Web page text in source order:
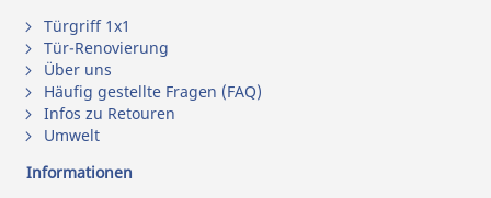
Türgriff 1x1
Tür-Renovierung
Über uns
Häufig gestellte Fragen (FAQ)
Infos zu Retouren
Umwelt
Informationen